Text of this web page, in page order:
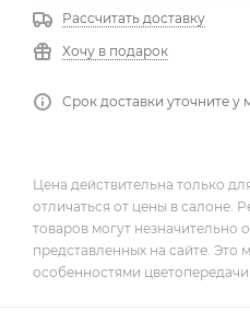
Рассчитать доставку
Хочу в подарок
Срок доставки уточните у
Цена действительна только
отличаться от цены в салоне.
товаров могут незначительно
представленных на сайте. Это
особенностями